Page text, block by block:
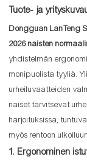
Tuote- ja
Dongguan LanTeng
2026 naisten
yhdistelmän
monipuolista tyyliä.
urheiluvaatteiden
naiset tarvitsevat
harjoituksissa,
myös rentoon
1. Ergonominen